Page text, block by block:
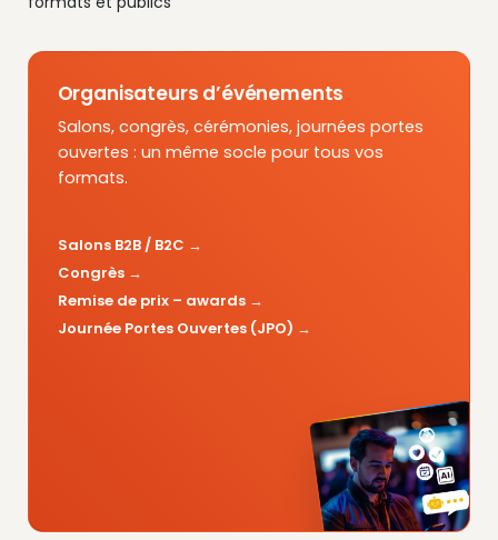
Organisateurs d’événements
Salons, congrès, cérémonies, journées portes
ouvertes : un même socle pour tous vos
formats.
Salons B2B / B2C
Congrès
Remise de prix – awards
Journée Portes Ouvertes (JPO)